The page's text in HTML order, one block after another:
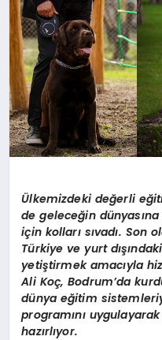
Ülkemizdeki değerli
de geleceğin
için kolları sıvadı. Son
Türkiye ve yurt
yetiştirmek amacıyla
Ali Koç, Bodrum’da
dünya eğitim
programını
hazırlıyor.